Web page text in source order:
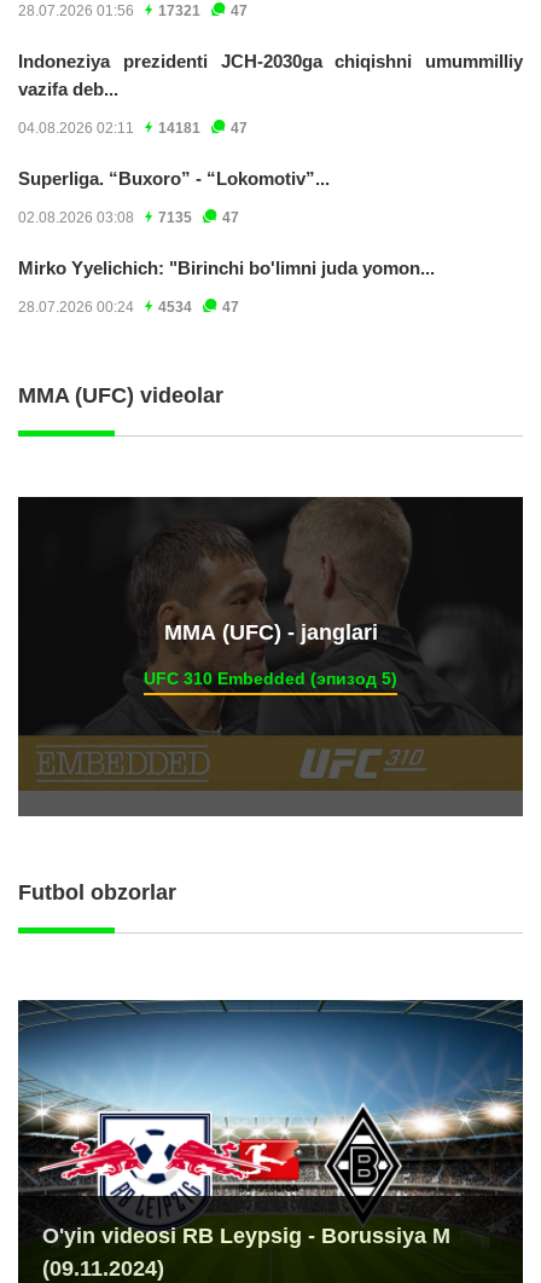
28.07.2026 01:56 17321 47
Indoneziya prezidenti JCH-2030ga chiqishni umummilliy
vazifa deb...
04.08.2026 02:11 14181 47
Superliga. “Buxoro” - “Lokomotiv”...
02.08.2026 03:08 7135 47
Mirko Yyelichich: "Birinchi bo'limni juda yomon...
28.07.2026 00:24 4534 47
MMA (UFC) videolar
ММА (UFC) - janglari
UFC 310 Embedded (эпизод 5)
Futbol obzorlar
O'yin videosi RB Leypsig - Borussiya M
(09.11.2024)